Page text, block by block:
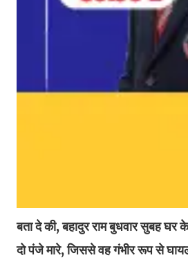
बता दे की, बहादुर राम बुधवार सुबह
दो पंजे मारे, जिससे वह गंभीर रूप से